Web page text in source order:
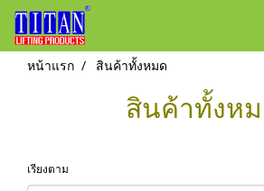
หน้าแรก สินค้าทั้งหมด
สินค้าทั้งห
เรียงตาม